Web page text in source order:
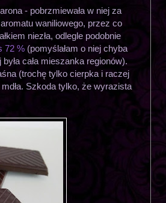
- pobrzmiewała w niej za
waniliowego, przez co
niezła, odlegle podobnie
72 %(pomyślałam o niej chyba
cała mieszanka regionów).
(trochę tylko cierpka i raczej
Szkoda tylko, że wyrazista